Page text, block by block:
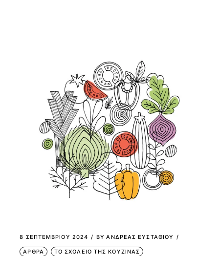
8 ΣΕΠΤΕΜΒΡΊΟΥ 2024 BY ΑΝΔΡΕΑΣ ΕΥΣΤΑΘΙΟΥ
ΑΡΘΡΑ ΤΟ ΣΧΟΛΕΙΟ ΤΗΣ ΚΟΥΖΙΝΑΣ